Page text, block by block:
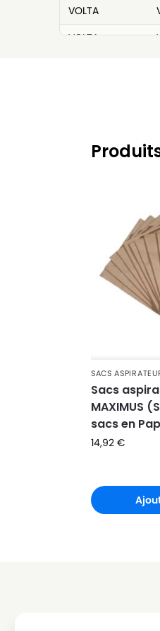
VOLTA
VOLTA
VOLTA
SACS
Sacs
MAXIMUS
sacs en
14,92 €